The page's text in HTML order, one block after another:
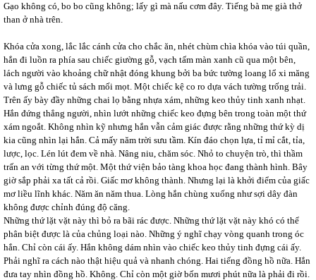
Gạo không có, bo bo cũng không; lấy gì mà nấu cơm đây. Tiếng bà mẹ già thở
than ở nhà trên.
Khóa cửa xong, lắc lắc cánh cửa cho chắc ăn, nhét chùm chìa khóa vào túi quần,
hắn đi luồn ra phía sau chiếc giường gỗ, vạch tấm màn xanh cũ qua một bên,
lách người vào khoảng chữ nhật đóng khung bởi ba bức tường loang lổ xi măng
và lưng gỗ chiếc tủ sách mối mọt. Một chiếc kệ co ro dựa vách tường trống trải.
Trên ấy bày đầy những chai lọ bằng nhựa xám, những keo thủy tinh xanh nhạt.
Hắn đứng thẳng người, nhìn lướt những chiếc keo đựng bên trong toàn một thứ
xám ngoắt. Không nhìn kỹ nhưng hắn vẫn cảm giác được rằng những thứ kỳ dị
kia cũng nhìn lại hắn. Cả mấy năm trời sưu tầm. Kín đáo chọn lựa, tỉ mỉ cắt, tỉa,
lược, lọc. Lén lút đem về nhà. Nâng niu, chăm sóc. Nhỏ to chuyện trò, thì thầm
trấn an với từng thứ một. Một thứ viện bảo tàng khoa học đang thành hình. Bây
giờ sắp phải xa tất cả rồi. Giấc mơ không thành. Nhưng lại là khởi điểm của giấc
mơ liều lĩnh khác. Năm ăn năm thua. Lòng hắn chùng xuống như sợi dây đàn
không được chỉnh đúng độ căng.
Những thứ lặt vặt này thì bỏ ra bãi rác được. Những thứ lặt vặt này khó có thể
phân biệt được là của chủng loại nào. Những ý nghĩ chạy vòng quanh trong óc
hắn. Chỉ còn cái ấy. Hắn không dám nhìn vào chiếc keo thủy tinh đựng cái ấy.
Phải nghĩ ra cách nào thật hiệu quả và nhanh chóng. Hai tiếng đồng hồ nữa. Hắn
đưa tay nhìn đồng hồ. Không. Chỉ còn một giờ bốn mươi phút nữa là phải đi rồi.